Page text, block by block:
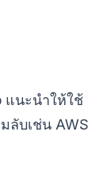
แนะนำให้ใช้
ลับเช่น AWS